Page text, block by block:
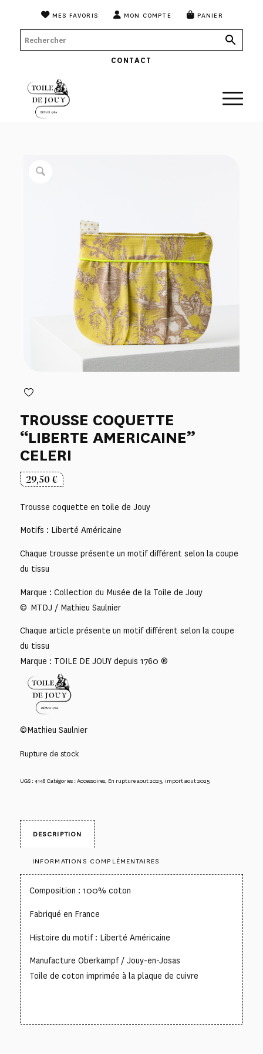
MES FAVORIS MON COMPTE PANIER
CONTACT
TROUSSE COQUETTE
“LIBERTE AMERICAINE”
CELERI
29,50€
Trousse coquette en toile de Jouy
Motifs : Liberté Américaine
Chaque trousse présente un motif différent selon la coupe
du tissu
Marque : Collection du Musée de la Toile de Jouy
© MTDJ / Mathieu Saulnier
Chaque article présente un motif différent selon la coupe
du tissu
Marque : TOILE DE JOUY depuis 1760 ®
©Mathieu Saulnier
Rupture de stock
UGS :4148 Catégories :Accessoires, En rupture aout 2025, import aout 2025
DESCRIPTION
INFORMATIONS COMPLÉMENTAIRES
Composition : 100% coton
Fabriqué en France
Histoire du motif : Liberté Américaine
Manufacture Oberkampf / Jouy-en-Josas
Toile de coton imprimée à la plaque de cuivre